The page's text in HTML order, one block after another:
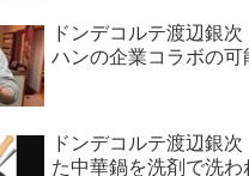
ドンデコルテ渡辺銀
ハンの企業コラボの可
ドンデコルテ渡辺銀
た中華鍋を洗剤で洗わ